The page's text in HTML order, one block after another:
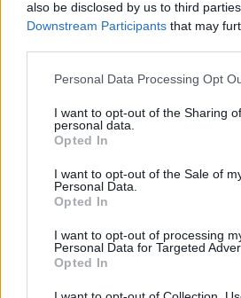
also be disclosed by us to third
Downstream Participants that may
Please note that this website/app
not limited to your visit or usage
grant or deny consent to Google and
use your data for below specified
consent section.
Personal Data Processing Opt
I want to opt-out of the Sharing
personal data.
Opted In
I want to opt-out of the Sale of
Personal Data.
Opted In
I want to opt-out of processing
Personal Data for Targeted
Opted In
Aktuális
Paks II.: Mit
árnyékában?
másodfokúra